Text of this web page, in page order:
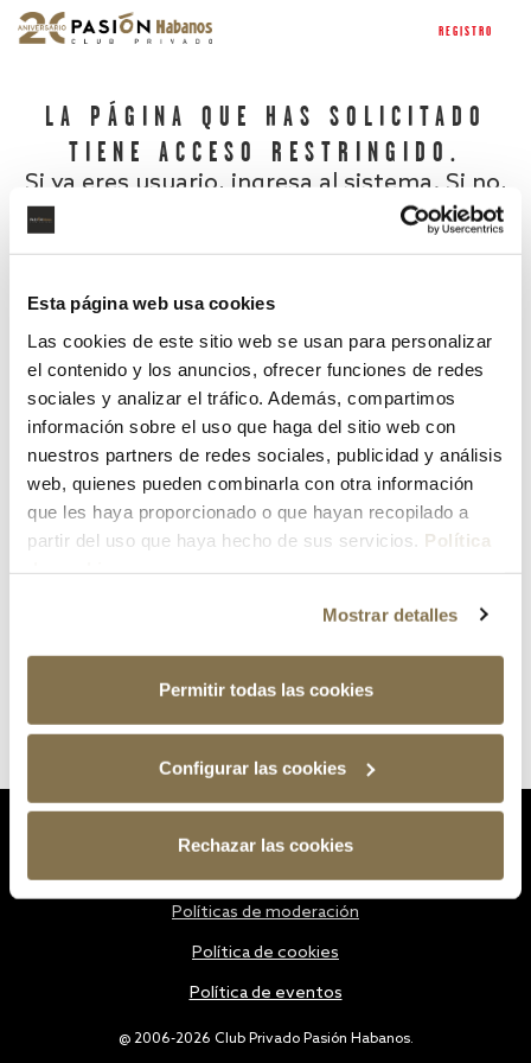
Esta página web usa cookies
Las cookies de este sitio web se usan para personalizar
el contenido y los anuncios, ofrecer funciones de redes
sociales y analizar el tráfico. Además, compartimos
información sobre el uso que haga del sitio web con
nuestros partners de redes sociales, publicidad y análisis
web, quienes pueden combinarla con otra información
que les haya proporcionado o que hayan recopilado a
partir del uso que haya hecho de sus servicios. Política
Mostrar detalles
Permitir todas las cookies
Configurar las cookies
Rechazar las cookies
REGISTRO
LA PÁGINA QUE HAS SOLICITADO
TIENE ACCESO RESTRINGIDO.
Si ya eres usuario, ingresa al sistema. Si no,
¿Has olvidado tu contraseña?
@ 2006-2026 Club Privado Pasión Habanos.
Políticas de moderación
Política de cookies
Política de eventos